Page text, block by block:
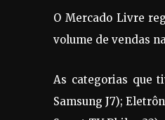
O Mercado Livre
volume de vendas
As categorias que
Samsung J7);